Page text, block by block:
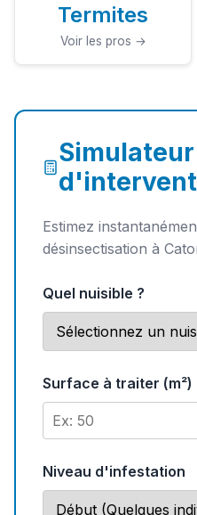
Termites
Voir les pros →
Estimez
désinsectisation à
Quel nuisible ?
Surface à traiter (m²)
Niveau d'infestation